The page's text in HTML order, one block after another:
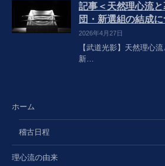
記事＜天然理心流
団・新選組の結成に
2026年4月27日
【武道光影】天然理心
新…
ホーム
稽古日程
理心流の由来